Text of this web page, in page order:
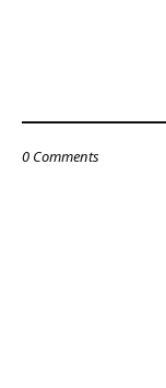
0 Comments